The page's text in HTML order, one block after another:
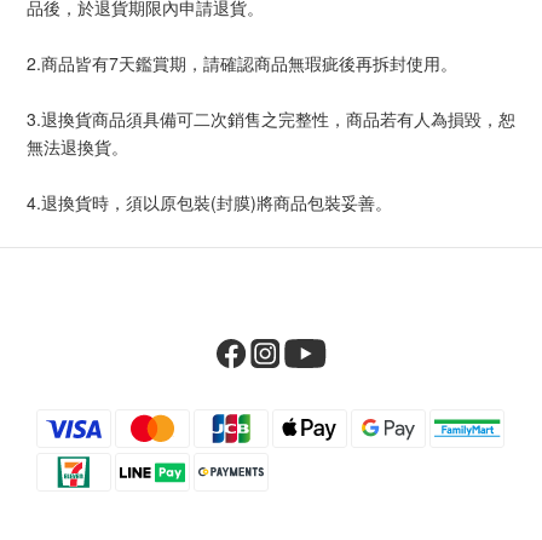
品後，於退貨期限內申請退貨。
2.商品皆有7天鑑賞期，請確認商品無瑕疵後再拆封使用。
3.退換貨商品須具備可二次銷售之完整性，商品若有人為損毀，恕
無法退換貨。
4.退換貨時，須以原包裝(封膜)將商品包裝妥善。